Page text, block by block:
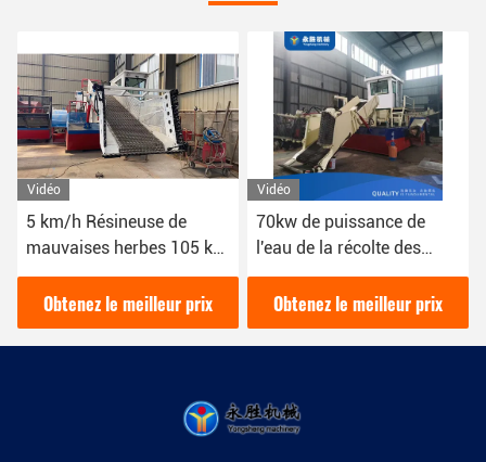
Vidéo
70kw de puissance de
l'eau de la récolte des
mauvaises herbes utilisée
pour collecter et nettoyer
la rivière de la récolte des
plantes aquatiques
Obtenez le meilleur prix
Vidéo
16 CBM récolteuse
aquatique de mauvaises
herbes avec une largeur
de coupe de 2,1 m
Obtenez le meilleur prix